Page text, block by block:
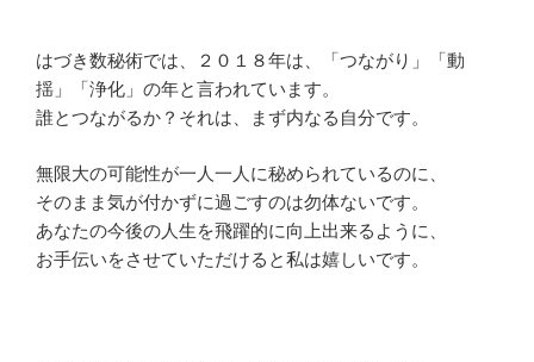
はづき数秘術では、２０１８年は、「つながり」「動
揺」「浄化」の年と言われています。
誰とつながるか？それは、まず内なる自分です。
無限大の可能性が一人一人に秘められているのに、
そのまま気が付かずに過ごすのは勿体ないです。
あなたの今後の人生を飛躍的に向上出来るように、
お手伝いをさせていただけると私は嬉しいです。